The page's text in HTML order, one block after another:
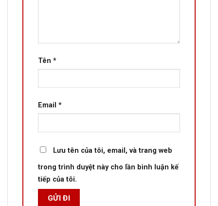
Tên *
Email *
Lưu tên của tôi, email, và trang web
trong trình duyệt này cho lần bình luận kế
tiếp của tôi.